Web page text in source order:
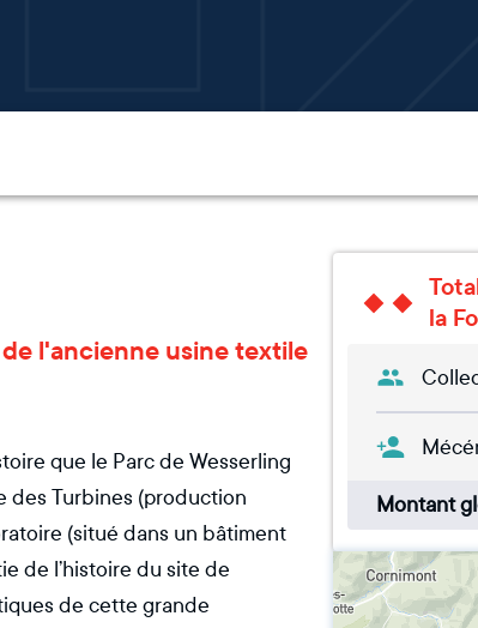
l'ancienne usine textile
que le Parc de Wesserling
des Turbines (production
(situé dans un bâtiment
de l’histoire du site de
de cette grande
la
Montant